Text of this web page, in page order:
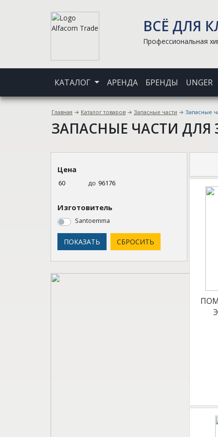
ВСЁ ДЛЯ
Профессиональная
КАТАЛОГ АРЕНДА БРЕНДЫ UNGER
Главная → Каталог товаров → Запасные части → Запасные
ЗАПАСНЫЕ ЧАСТИ ДЛЯ
Цена
до
Изготовитель
Santoemma